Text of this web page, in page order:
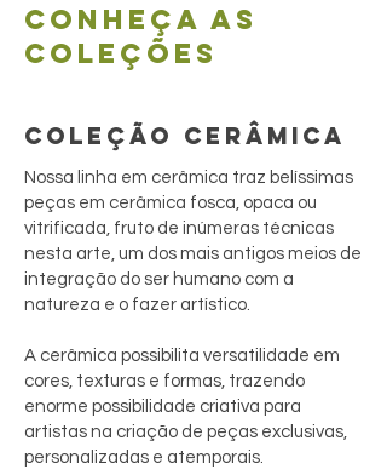
Conheça as
coleções
COLEÇÃO CERÂMICA
Nossa linha em cerâmica traz belíssimas
peças em cerâmica fosca, opaca ou
vitrificada, fruto de inúmeras técnicas
nesta arte, um dos mais antigos meios de
integração do ser humano com a
natureza e o fazer artístico.
A cerâmica possibilita versatilidade em
cores, texturas e formas, trazendo
enorme possibilidade criativa para
artistas na criação de peças exclusivas,
personalizadas e atemporais.